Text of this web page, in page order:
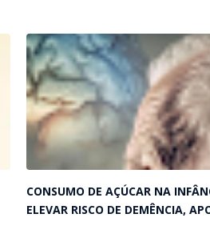
CONSUMO DE AÇÚCAR NA
ELEVAR RISCO DE DEMÊNCIA,